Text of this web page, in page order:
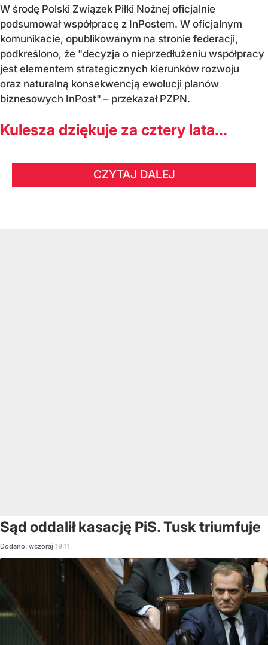
W środę Polski Związek Piłki Nożnej oficjalnie
podsumował współpracę z InPostem. W oficjalnym
komunikacie, opublikowanym na stronie federacji,
podkreślono, że "decyzja o nieprzedłużeniu współpracy
jest elementem strategicznych kierunków rozwoju
oraz naturalną konsekwencją ewolucji planów
biznesowych InPost" – przekazał PZPN.
Kulesza dziękuje za cztery lata...
CZYTAJ DALEJ
Sąd oddalił kasację PiS. Tusk triumfuje
Dodano: wczoraj 19:11